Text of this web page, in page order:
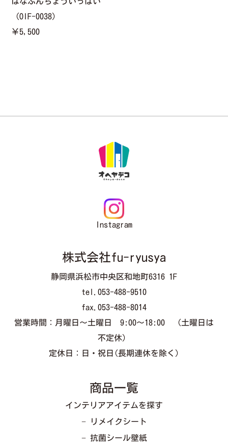
（OIF-0038）
￥5,500
Instagram
株式会社fu-ryusya
静岡県浜松市中央区和地町6316 1F
tel.053-488-9510
fax.053-488-8014
営業時間：月曜日～土曜日 9:00～18:00 （土曜日は
不定休）
定休日：日・祝日(長期連休を除く)
商品一覧
インテリアアイテムを探す
− リメイクシート
− 抗菌シール壁紙